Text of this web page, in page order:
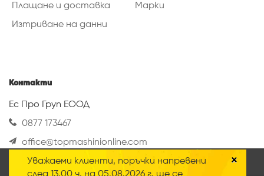
×
Уважаеми клиенти, поръчки напревени
Плащане и доставка
Изтриване на данни
Марки
Контакти
Ес Про Груп ЕООД
0877 173467
office@topmashinionline.com
Вижте повече
Нашият онлайн магазин използва така